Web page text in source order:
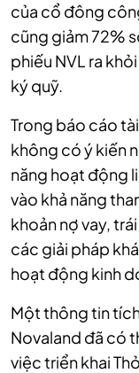
của cổ đông
cũng giảm 72%
phiếu NVL ra
ký quỹ.
Trong báo cáo
không có ý kiến
năng hoạt động
vào khả năng
khoản nợ vay,
các giải pháp
hoạt động kinh
Một thông tin
Novaland đã có
việc triển khai